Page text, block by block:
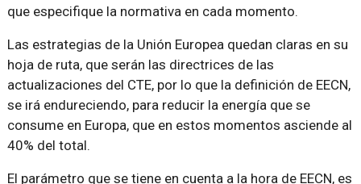
que especifique la normativa en cada momento.
Las estrategias de la Unión Europea quedan claras en su
hoja de ruta, que serán las directrices de las
actualizaciones del CTE, por lo que la definición de EECN,
se irá endureciendo, para reducir la energía que se
consume en Europa, que en estos momentos asciende al
40% del total.
El parámetro que se tiene en cuenta a la hora de EECN, es